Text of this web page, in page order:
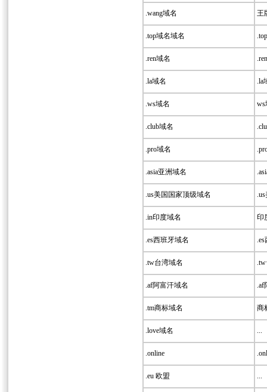
.wang域名 王
.top域名域名
.ren域名
.la域名 .la
.ws域名 ws
.club域名
.pro域名
.asia亚洲域名
.us美国国家顶级域名
.in印度域名 印
.es西班牙域名
.tw台湾域名
.af阿富汗域名 .af
.tm商标域名 商
.love域名 ...
.online
.eu 欧盟 ...